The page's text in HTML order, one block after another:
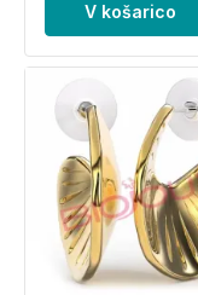
V košarico